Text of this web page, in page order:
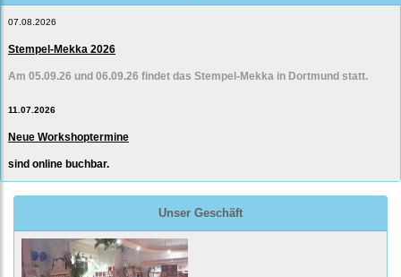
07.08.2026
Stempel-Mekka 2026
Am 05.09.26 und 06.09.26 findet das Stempel-Mekka in Dortmund statt.
11.07.2026
Neue Workshoptermine
sind online buchbar.
Unser Geschäft